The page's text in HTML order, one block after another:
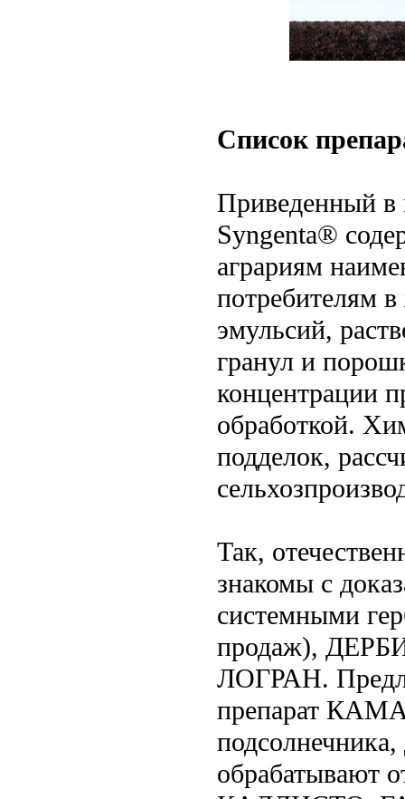
Список
Приведенный в
Syngenta®
аграриям
потребителям
эмульсий,
гранул и
концентрации
обработкой.
подделок,
Так,
знакомы с
системными
продаж),
ЛОГРАН.
препарат
обрабатывают